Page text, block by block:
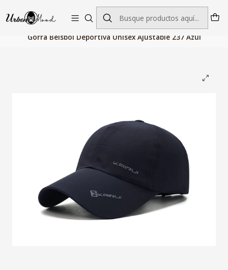
Envío GRATIS desde $60.000 | Entregas rápidas 1–5 días hábiles
Accesorios de Moda Gorras Hombre
Gorra Beisbol Deportiva Unisex Ajustable 237 Azul